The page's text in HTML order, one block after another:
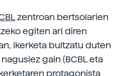
zentroan bertsolarien
egiten ari diren
ikerketa bultzatu duten
gain (BCBL eta
protagonista